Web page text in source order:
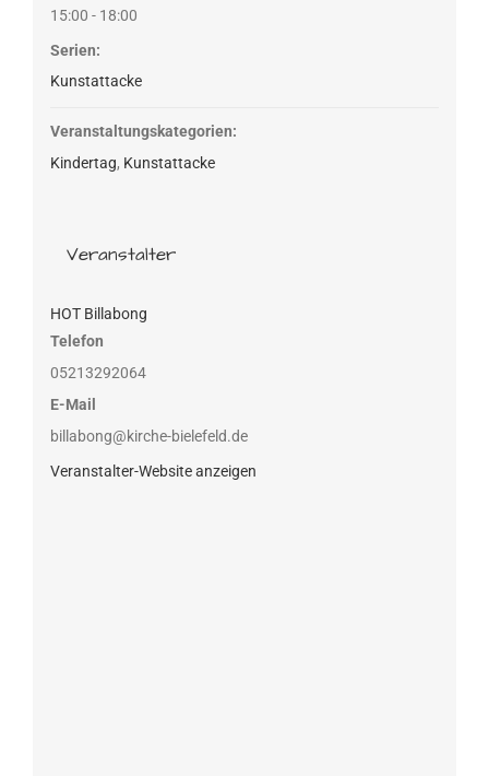
15:00 - 18:00
Serien:
Kunstattacke
Veranstaltungskategorien:
Kindertag, Kunstattacke
Veranstalter
HOT Billabong
Telefon
05213292064
E-Mail
billabong@kirche-bielefeld.de
Veranstalter-Website anzeigen